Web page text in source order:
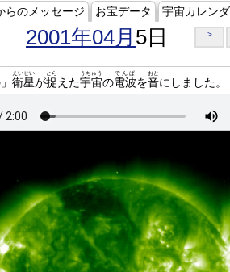
らのメッセージ お宝データ 宇宙カレン
2001年04月 5日 >
衛星
えいせい
が捉
とら
えた宇宙
うちゅう
の電波
でんぱ
を音
おと
にしました。